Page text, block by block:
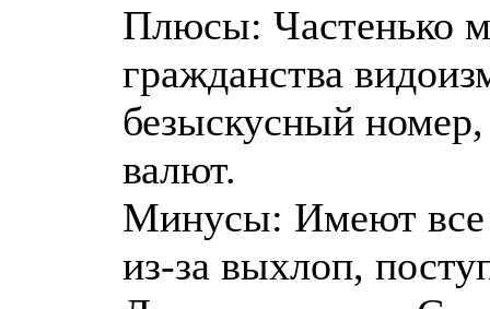
Плюсы: Частенько
гражданства
безыскусный
валют.
Минусы: Имеют все
из-за выхлоп,